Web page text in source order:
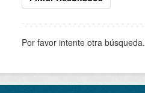
Por favor intente otra búsqueda.